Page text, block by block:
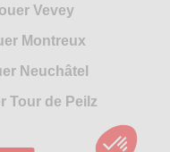
Vevey
Montreux
Neuchâtel
Tour de Peilz